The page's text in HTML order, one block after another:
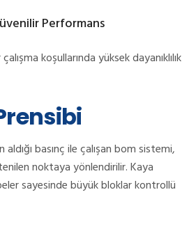
Performans
koşullarında yüksek dayanıklılık
basınç ile çalışan bom sistemi,
noktaya yönlendirilir. Kaya
sayesinde büyük bloklar kontrollü